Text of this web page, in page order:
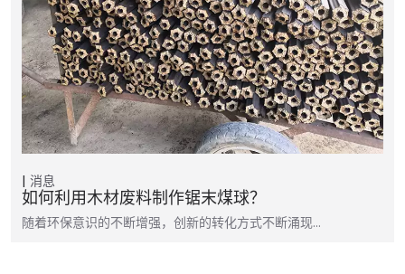
消息
如何利用木材废料制作锯末煤球？
随着环保意识的不断增强，创新的转化方式不断涌现…